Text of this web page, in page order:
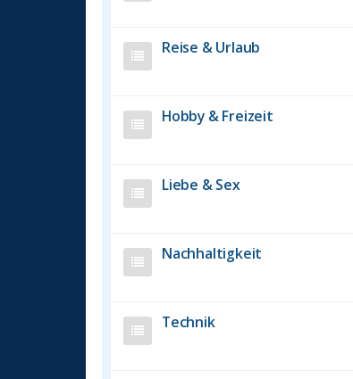
Reise & Urlaub
Hobby & Freizeit
Liebe & Sex
Nachhaltigkeit
Technik